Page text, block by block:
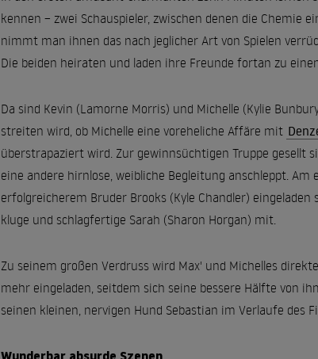
kennen – zwei Schauspieler, zwischen denen die
nimmt man ihnen das nach jeglicher Art von Spielen
Die beiden heiraten und laden ihre Freunde fortan zu
Da sind Kevin (Lamorne Morris) und Michelle (Kylie
streiten wird, ob Michelle eine voreheliche Affäre mit
überstrapaziert wird. Zur gewinnsüchtigen Truppe gesellt
eine andere hirnlose, weibliche Begleitung anschleppt.
erfolgreicherem Bruder Brooks (Kyle Chandler)
kluge und schlagfertige Sarah (Sharon Horgan) mit.
Zu seinem großen Verdruss wird Max' und Michelles
mehr eingeladen, seitdem sich seine bessere Hälfte von
seinen kleinen, nervigen Hund Sebastian im Verlaufe des